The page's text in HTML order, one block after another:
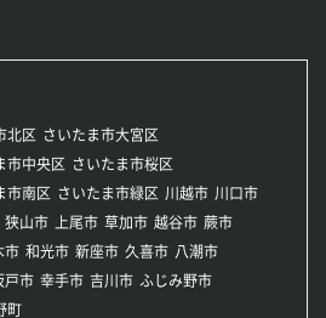
北区
さいたま市大宮区
市中央区
さいたま市桜区
市南区 さいたま市緑区 川越市 川口市
狭山市 上尾市 草加市 越谷市 蕨市
市 和光市 新座市 久喜市 八潮市
戸市 幸手市 吉川市 ふじみ野市
町